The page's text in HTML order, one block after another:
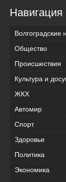
Навигация
Волгоградские
Общество
Происшествия
Культура и
ЖКХ
Автомир
Спорт
Здоровье
Политика
Экономика